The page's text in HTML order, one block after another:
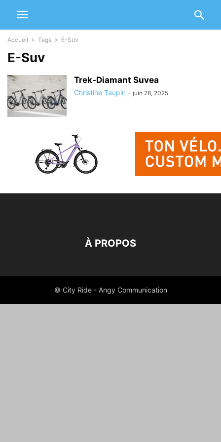
Accueil Tags E-Suv
E-Suv
Trek-Diamant Suvea
Christine Taupin - juin 28, 2025
À PROPOS
© City Ride - Angy Communication